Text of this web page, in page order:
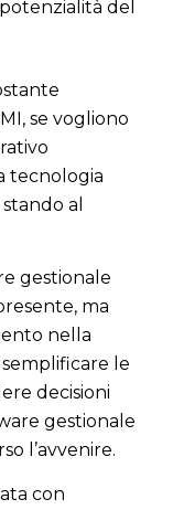
del
se vogliono
tecnologia
al
gestionale
ma
nella
le
decisioni
gestionale
l’avvenire.
con